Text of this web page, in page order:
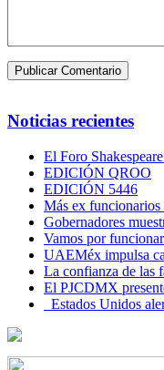
Noticias recientes
El Foro
EDICIÓN QROO
EDICIÓN 5446
Más ex funcionarios
Gobernadores
Vamos por
UAEMéx impulsa
La confianza de las
El PJCDMX
Estados Unidos